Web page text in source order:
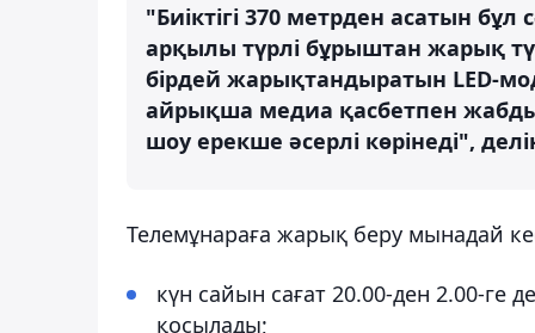
"Биіктігі 370 метрден асатын бұл
арқылы түрлі бұрыштан жарық
бірдей жарықтандыратын LED-
айрықша медиа қасбетпен
шоу ерекше әсерлі көрінеді",
Телемұнараға жарық беру мынадай
күн сайын сағат 20.00-ден 2.00-ге
қосылады;